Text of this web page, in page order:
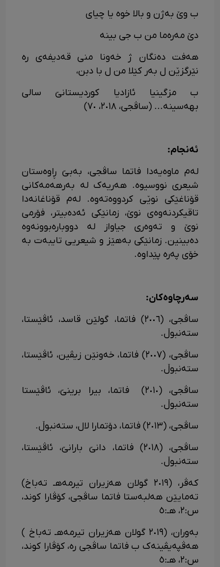
ب وێ بەژن و بالا خوە یا چیای
دێ مەرەما من ب جی بینە
هەفت دەنگان ژ خەونا منی قەدیفەی رە
نێرگزێن ل بەر کێلا من ل با دبن،
ب مزگینیا ئازادیا کوردیستانێ سالی
بهەسینە... (ساڤجی، ٢٠١٨، ٧٠)
ئەنجام:
لەم ماوەیەدا فاتما ساڤجی، بەبێ ڕاوەستان
شیعری نووسیوە. هەریەک لە بەرهەمەکانی
قۆناغێکی نوێی کردووەتەوە. لەم قۆناغانەدا
تاقیکردنەوەی نوێ، زمانێکی ئەدەبیتر، فۆرمی
نوێ و تەوەری جیاواز لە دووبارەبوونەوە
دەبینین. زمانێکی بەهێز و شیعریی تایبەت بە
خۆی پەرە پێداوە.
سەرچاوەکان:
ساڤجی، (٢٠٠٦) فاتما، گولێن قاسد، ئاڤێستا،
ستەنبوڵ.
ساڤجی، (٢٠٠٧) فاتما، خەونێن زیڤین، ئاڤێستا،
ستەنبوڵ.
ساڤجی، (٢٠١٠) فاتما، بیرا برینێ، ئاڤێستا
ستەنبوڵ.
ساڤجی، (٢٠١٣) فاتما، دۆتمارا لال، ستەنبوڵ.
ساڤجی، (٢٠١٨) فاتما، دانێ بارانێ، ئاڤێستا،
ستەنبوڵ.
کەڤر، (٢٠١٩ گولان هەزیران تیرمەهـ تەباخ)
تەمایێن هەلبەستا فاتما ساڤجی، کۆڤارا کوند،
س:٢، هـ:٥
بەوران، (٢٠١٩ گولان هەزیران تیرمەهـ تەباخ )
هەڤپەیڤینەک ب فاتما ساڤجی رە، کۆڤارا کوند،
س:٢، هـ:٥